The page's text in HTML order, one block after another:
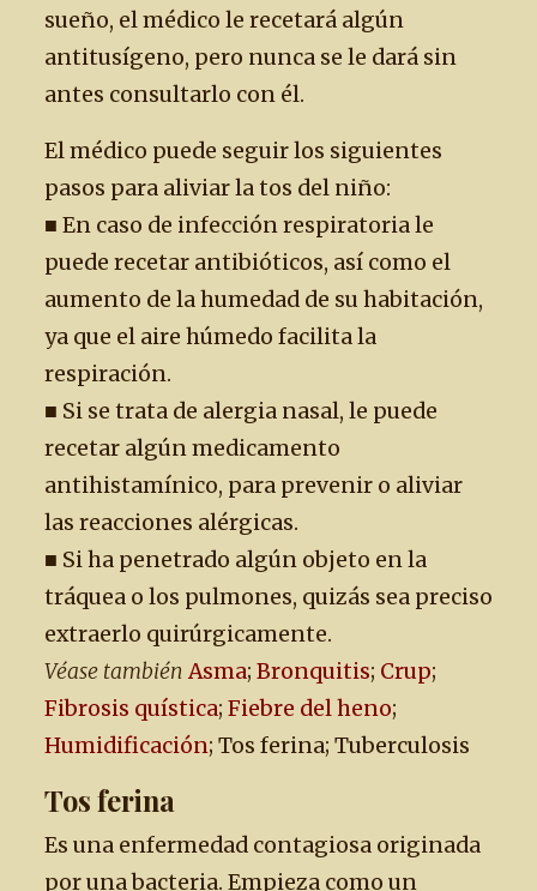
sueño, el médico le recetará algún
antitusígeno, pero nunca se le dará sin
antes consultarlo con él.
El médico puede seguir los siguientes
pasos para aliviar la tos del niño:
■ En caso de infección respiratoria le
puede recetar antibióticos, así como el
aumento de la humedad de su habitación,
ya que el aire húmedo facilita la
respiración.
■ Si se trata de alergia nasal, le puede
recetar algún medicamento
antihistamínico, para prevenir o aliviar
las reacciones alérgicas.
■ Si ha penetrado algún objeto en la
tráquea o los pulmones, quizás sea preciso
extraerlo quirúrgicamente.
Véase tambiénAsma; Bronquitis; Crup;
Fibrosis quística; Fiebre del heno;
Humidificación; Tos ferina; Tuberculosis
Tos ferina
Es una enfermedad contagiosa originada
por una bacteria. Empieza como un